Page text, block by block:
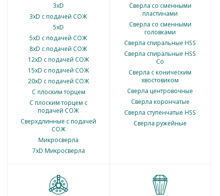
3xD
3xD с подачей СОЖ
5xD
5xD с подачей СОЖ
8xD с подачей СОЖ
12xD с подачей СОЖ
15xD с подачей СОЖ
20xD с подачей СОЖ
С плоским торцем
С плоским торцем с
подачей СОЖ
Сверхдлинные с подачей
СОЖ
Микросверла
7xD Микросверла
Сверла со сменными
пластинами
Сверла со сменными
головками
Сверла спиральные HSS
Сверла спиральные HSS
Co
Сверла с коническим
хвостовиком
Сверла центровочные
Сверла корончатые
Сверла ступенчатые HSS
Сверла ружейные